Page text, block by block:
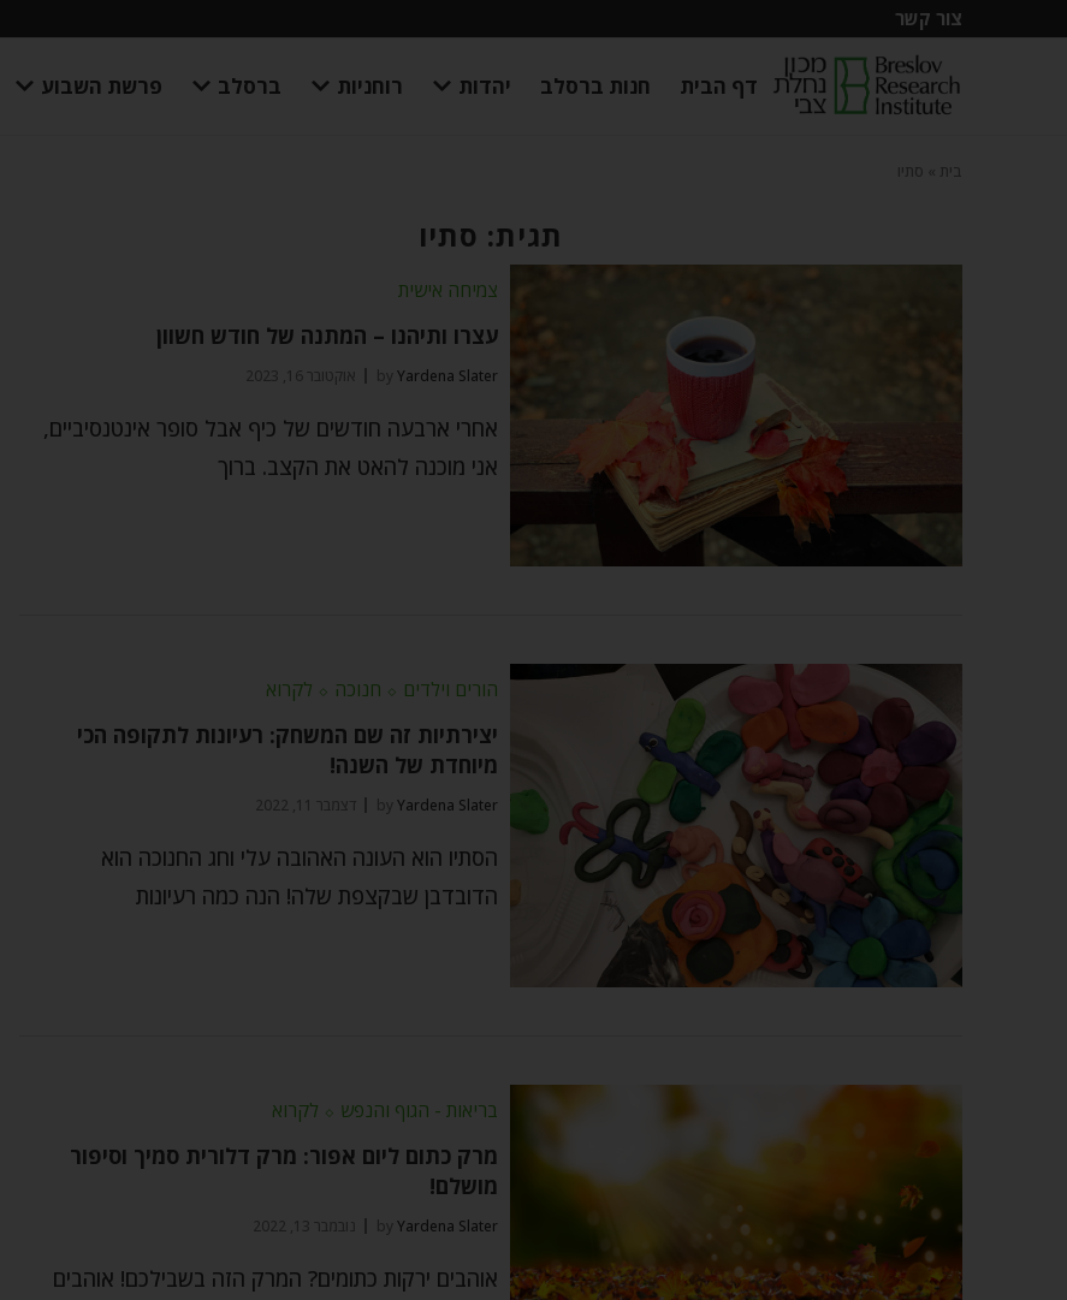
צור קשר
דף הבית חנות ברסלב יהדות רוחניות ברסלב פרשת השבוע
בית סתיו
תגית: סתיו
צמיחה אישית
עצרו ותיהנו – המתנה של חודש חשוון
by Yardena Slater אוקטובר 16, 2023
אחרי ארבעה חודשים של כיף אבל סופר אינטנסיביים,
אני מוכנה להאט את הקצב. ברוך
הורים וילדים ⬦ חנוכה ⬦ לקרוא
יצירתיות זה שם המשחק: רעיונות לתקופה הכי
מיוחדת של השנה!
by Yardena Slater דצמבר 11, 2022
הסתיו הוא העונה האהובה עלי וחג החנוכה הוא
הדובדבן שבקצפת שלה! הנה כמה רעיונות
בריאות - הגוף והנפש ⬦ לקרוא
מרק כתום ליום אפור: מרק דלורית סמיך וסיפור
מושלם!
by Yardena Slater נובמבר 13, 2022
אוהבים ירקות כתומים? המרק הזה בשבילכם! אוהבים